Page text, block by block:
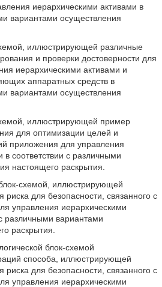
иерархическими активами в
вариантами осуществления
иллюстрирующей различные
и проверки достоверности для
иерархическими активами и
аппаратных средств в
вариантами осуществления
иллюстрирующей пример
для оптимизации целей и
приложения для управления
в соответствии с различными
настоящего раскрытия.
схемой, иллюстрирующей
для безопасности, связанного с
управления иерархическими
различными вариантами
раскрытия.
блок-схемой
способа, иллюстрирующей
для безопасности, связанного с
управления иерархическими